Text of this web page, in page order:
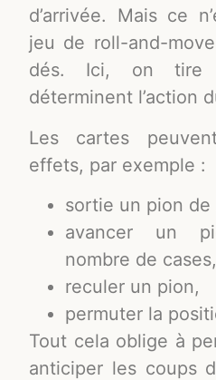
d’arrivée. Mais ce
jeu de roll-and-
dés. Ici, on tire
déterminent l’action
Les cartes
effets, par exemple :
sortie un pion de
avancer un
nombre de cases,
reculer un pion,
permuter la
Tout cela oblige à
anticiper les coups